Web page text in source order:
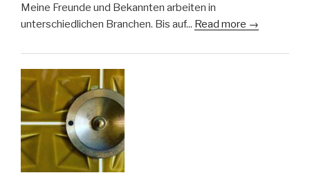
Meine Freunde und Bekannten arbeiten in
unterschiedlichen Branchen. Bis auf... Read more →